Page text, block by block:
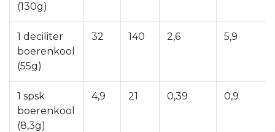
(130g)
1 deciliter
boerenkool
(55g)
32 140 2,6 5,9
1 spsk
boerenkool
(8,3g)
4,9 21 0,39 0,9